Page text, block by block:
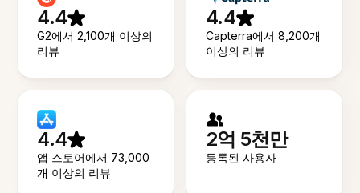
4.4
G2에서 2,100개 이상의
리뷰
4.4
Capterra에서 8,200개
이상의 리뷰
4.4
앱 스토어에서 73,000
개 이상의 리뷰
2억 5천만
등록된 사용자